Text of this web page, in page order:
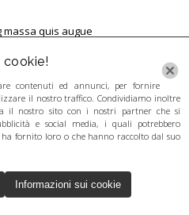
massa quis augue
Copyrights © 2017
IVA 03346281201 - P.
contenuti ed annunci, per fornire
il nostro traffico. Condividiamo inoltre
il nostro sito con i nostri partner che si
e social media, i quali potrebbero
fornito loro o che hanno raccolto dal suo
Informazioni sui cookie